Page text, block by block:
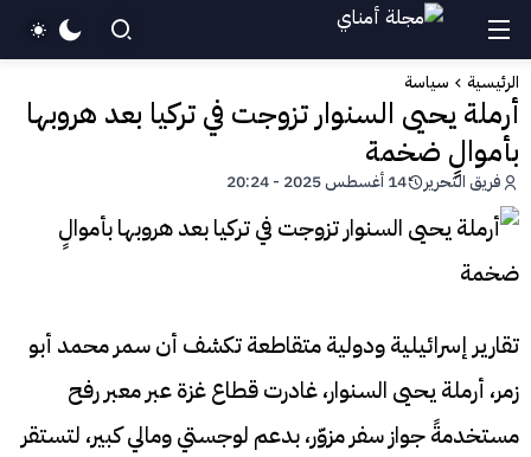
الرئيسية سياسة
أرملة يحيى السنوار تزوجت في تركيا بعد هروبها
بأموالٍ ضخمة
فريق التحرير 14 أغسطس 2025 - 20:24
تقارير إسرائيلية ودولية متقاطعة تكشف أن سمر محمد أبو
زمر، أرملة يحيى السنوار، غادرت قطاع غزة عبر معبر رفح
مستخدمةً جواز سفر مزوّر، بدعم لوجستي ومالي كبير، لتستقر